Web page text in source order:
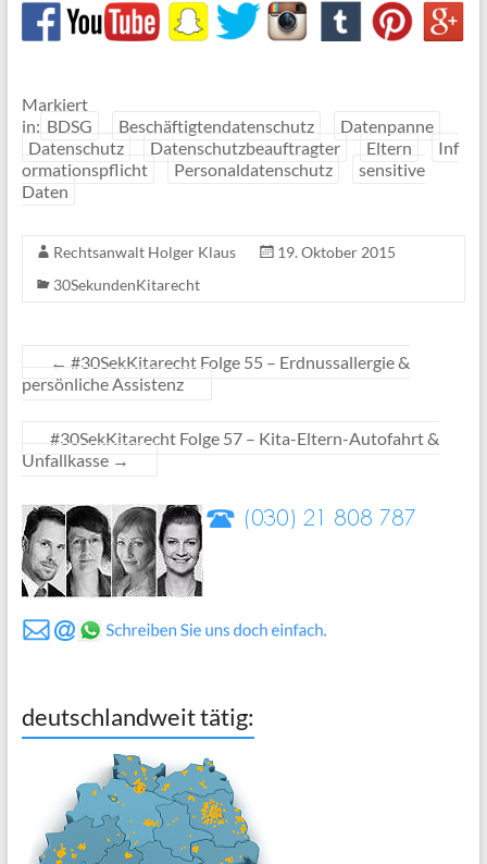
Markiert
in: BDSG Beschäftigtendatenschutz
Datenpanne
Datenschutz
Datenschutzbeauftragter Eltern
Inf
ormationspflicht
Personaldatenschutz
sensitive
Daten
Rechtsanwalt Holger Klaus
19. Oktober 2015
30SekundenKitarecht
← #30SekKitarecht Folge 55 – Erdnussallergie &
persönliche Assistenz
#30SekKitarecht Folge 57 – Kita-Eltern-Autofahrt &
Unfallkasse →
deutschlandweit tätig: